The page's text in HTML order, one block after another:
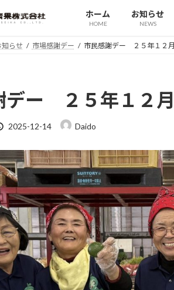
ホーム
HOME
お知らせ
NEWS
知らせ 市場感謝デー 市民感謝デー ２５年１２月
デー ２５年１２月
最
新
日
時
:
2025-12-14 Daido